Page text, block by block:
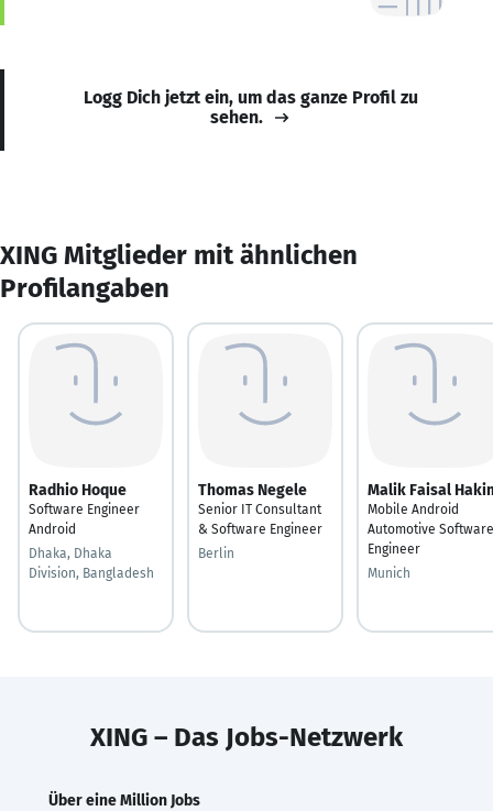
Logg Dich jetzt ein, um das ganze Profil zu
sehen.
XING Mitglieder mit ähnlichen
Profilangaben
Radhio Hoque
Software Engineer
Android
Dhaka, Dhaka
Division, Bangladesh
Thomas Negele
Senior IT Consultant
& Software Engineer
Berlin
Malik Faisal
Mobile Android
Automotive Software
Engineer
Munich
XING – Das Jobs-Netzwerk
Über eine Million Jobs